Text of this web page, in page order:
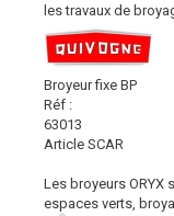
les travaux de
Broyeur fixe BP
Réf :
63013
Article SCAR
Les broyeurs ORYX
espaces verts,